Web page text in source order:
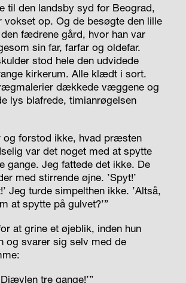
til den landsby syd for Beograd,
vokset op. Og de besøgte den lille
fædrene gård, hvor han var
sin far, farfar og oldefar.
stod hele den udvidede
kirkerum. Alle klædt i sort.
dækkede væggene og
lys blafrede, timianrøgelsen
og forstod ikke, hvad præsten
var det noget med at spytte
gange. Jeg fattede det ikke. De
med stirrende øjne. ’Spyt!’
Jeg turde simpelthen ikke. ’Altså,
at spytte på gulvet?’”
at grine et øjeblik, inden hun
og svarer sig selv med de
tre gange!’”